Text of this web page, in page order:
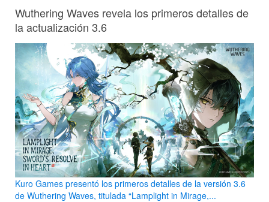
Wuthering Waves revela los primeros detalles de
la actualización 3.6
Kuro Games presentó los primeros detalles de la versión 3.6
de Wuthering Waves, titulada “Lamplight in Mirage,...